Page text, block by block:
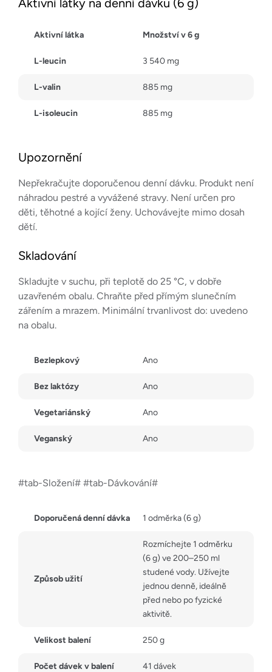
Aktivní látky na denní dávku (6 g)
Aktivní látka Množství v 6 g
L-leucin 3 540 mg
L-valin 885 mg
L-isoleucin 885 mg
Upozornění
Nepřekračujte doporučenou denní dávku. Produkt není
náhradou pestré a vyvážené stravy. Není určen pro
děti, těhotné a kojící ženy. Uchovávejte mimo dosah
dětí.
Skladování
Skladujte v suchu, při teplotě do 25 °C, v dobře
uzavřeném obalu. Chraňte před přímým slunečním
zářením a mrazem. Minimální trvanlivost do: uvedeno
na obalu.
Bezlepkový Ano
Bez laktózy Ano
Vegetariánský Ano
Veganský Ano
#tab-Složení# #tab-Dávkování#
Doporučená denní dávka 1 odměrka (6 g)
Způsob užití
Rozmíchejte 1 odměrku
(6 g) ve 200–250 ml
studené vody. Užívejte
jednou denně, ideálně
před nebo po fyzické
aktivitě.
Velikost balení 250 g
Počet dávek v balení 41 dávek